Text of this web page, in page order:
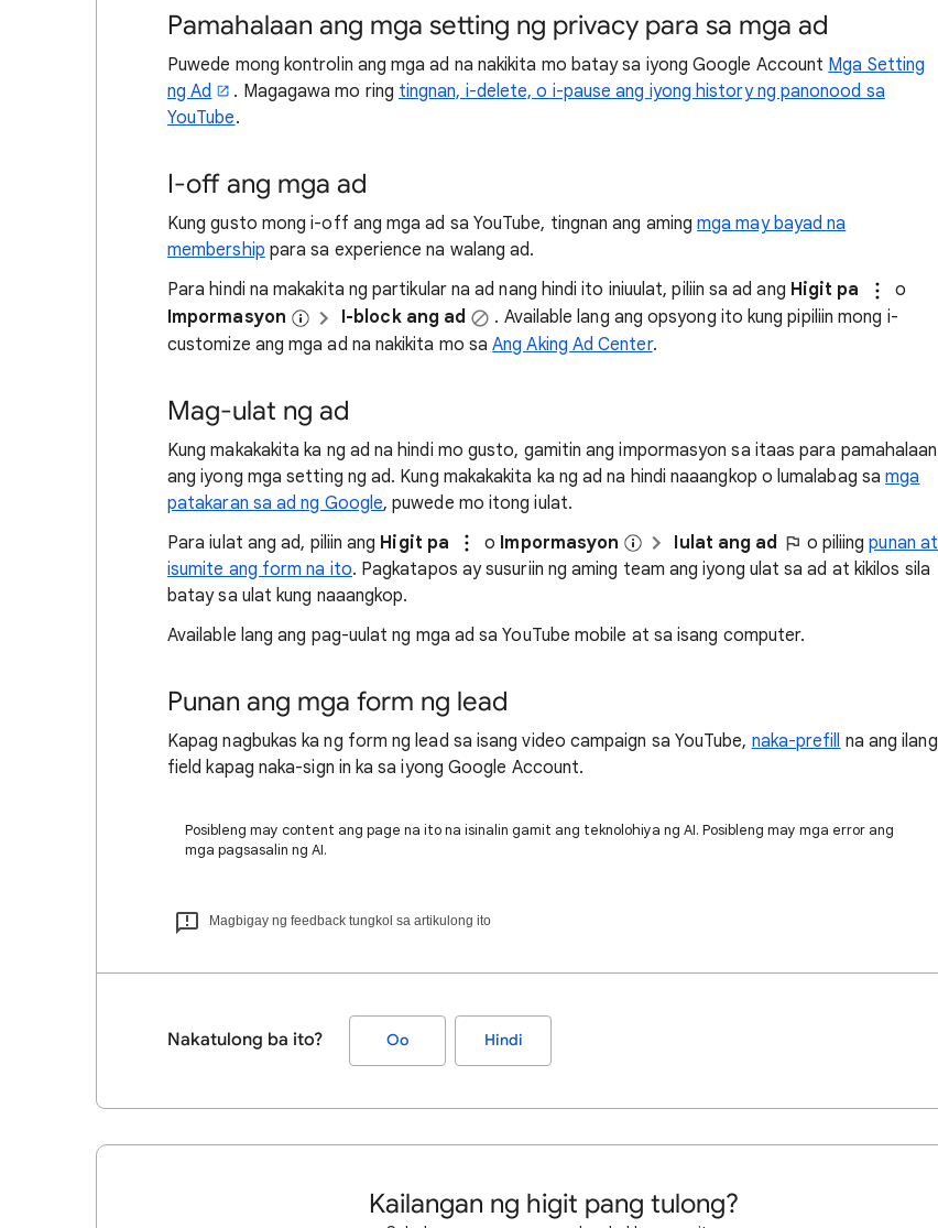
Pamahalaan ang mga setting ng privacy para sa mga ad
Puwede mong kontrolin ang mga ad na nakikita mo batay sa iyong Google Account Mga Setting
ng Ad
. Magagawa mo ring tingnan, i-delete, o i-pause ang iyong history ng panonood sa
YouTube.
I-off ang mga ad
Kung gusto mong i-off ang mga ad sa YouTube, tingnan ang amingmga may bayad na
membership para sa experience na walang ad.
Para hindi na makakita ng partikular na ad nang hindi ito iniuulat, piliin sa ad ang Higit pa
o
Impormasyon
I-block ang ad
. Available lang ang opsyong ito kung pipiliin mong i-
customize ang mga ad na nakikita mo saAng Aking Ad Center.
Mag-ulat ng ad
Kung makakakita ka ng ad na hindi mo gusto, gamitin ang impormasyon sa itaas para pamahalaan
ang iyong mga setting ng ad. Kung makakakita ka ng ad na hindi naaangkop o lumalabag samga
patakaran sa ad ng Google, puwede mo itong iulat.
Para iulat ang ad, piliin ang Higit pa o Impormasyon Iulat ang ad o piliingpunan at
isumite ang form na ito. Pagkatapos ay susuriin ng aming team ang iyong ulat sa ad at kikilos sila
batay sa ulat kung naaangkop.
Available lang ang pag-uulat ng mga ad sa YouTube mobile at sa isang computer.
Punan ang mga form ng lead
Kapag nagbukas ka ng form ng lead sa isang video campaign sa YouTube, naka-prefill na ang ilang
field kapag naka-sign in ka sa iyong Google Account.
Posibleng may content ang page na ito na isinalin gamit ang teknolohiya ng AI. Posibleng may mga error ang
mga pagsasalin ng AI.
Magbigay ng feedback tungkol sa artikulong ito
Nakatulong ba ito? Oo Hindi
Kailangan ng higit pang tulong?